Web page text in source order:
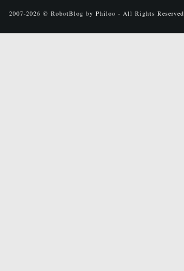
2007-2026 © RobotBlog by Philoo - All Rights Reserved